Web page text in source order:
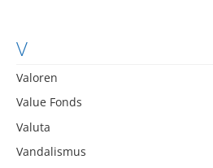
V
Valoren
Value Fonds
Valuta
Vandalismus